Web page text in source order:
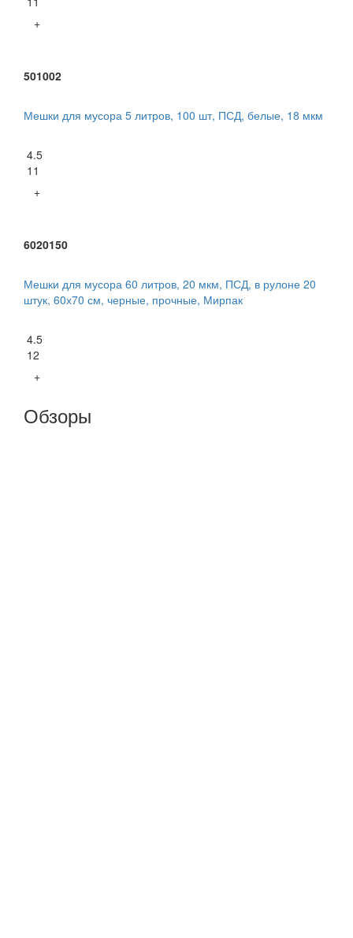
+
501002
Мешки для мусора 5 литров, 100 шт, ПСД, белые, 18 мкм
4.5
11
+
6020150
Мешки для мусора 60 литров, 20 мкм, ПСД, в рулоне 20
штук, 60х70 см, черные, прочные, Мирпак
4.5
12
+
Обзоры